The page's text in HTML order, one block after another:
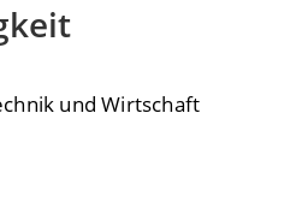
und Wirtschaft